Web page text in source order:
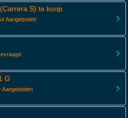
S) te koop
Aangeboden
G
Aangeboden